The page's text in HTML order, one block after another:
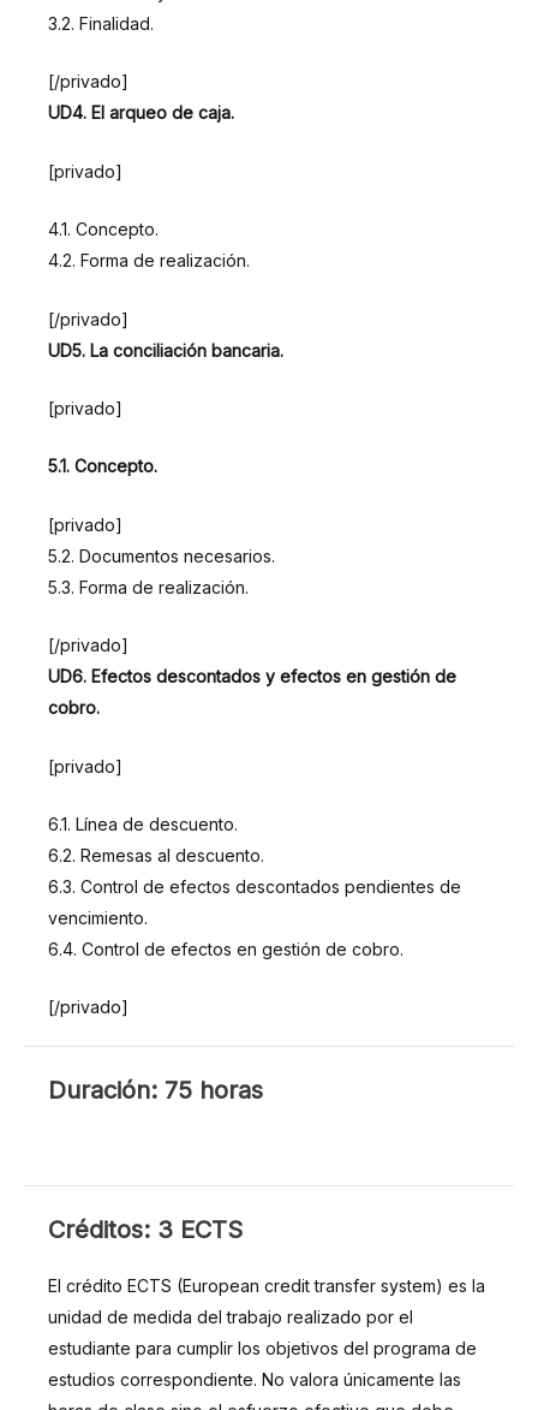
3.2. Finalidad.
[/privado]
UD4. El arqueo de caja.
[privado]
4.1. Concepto.
4.2. Forma de realización.
[/privado]
UD5. La conciliación bancaria.
[privado]
5.1. Concepto.
[privado]
5.2. Documentos necesarios.
5.3. Forma de realización.
[/privado]
UD6. Efectos descontados y efectos en gestión de
cobro.
[privado]
6.1. Línea de descuento.
6.2. Remesas al descuento.
6.3. Control de efectos descontados pendientes de
vencimiento.
6.4. Control de efectos en gestión de cobro.
[/privado]
Duración: 75 horas
Créditos: 3 ECTS
El crédito ECTS (European credit transfer system) es la
unidad de medida del trabajo realizado por el
estudiante para cumplir los objetivos del programa de
estudios correspondiente. No valora únicamente las